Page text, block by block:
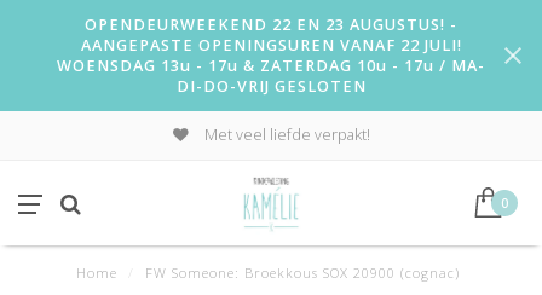
OPENDEURWEEKEND 22 EN 23 AUGUSTUS! -
AANGEPASTE OPENINGSUREN VANAF 22 JULI!
WOENSDAG 13u - 17u & ZATERDAG 10u - 17u / MA-
DI-DO-VRIJ GESLOTEN
Met veel liefde verpakt!
0
Home FW Someone: Broekkous SOX 20900 (cognac)